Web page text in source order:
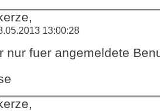
13:00:28
nur fuer angemeldete